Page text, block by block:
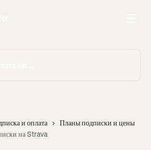
и оплата
Планы подписки и цены
на Strava